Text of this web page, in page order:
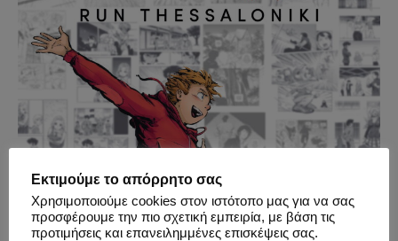
Εκτιμούμε το απόρρητο σας
Χρησιμοποιούμε cookies στον ιστότοπο μας για να σας
προσφέρουμε την πιο σχετική εμπειρία, με βάση τις
προτιμήσεις και επανειλημμένες επισκέψεις σας.